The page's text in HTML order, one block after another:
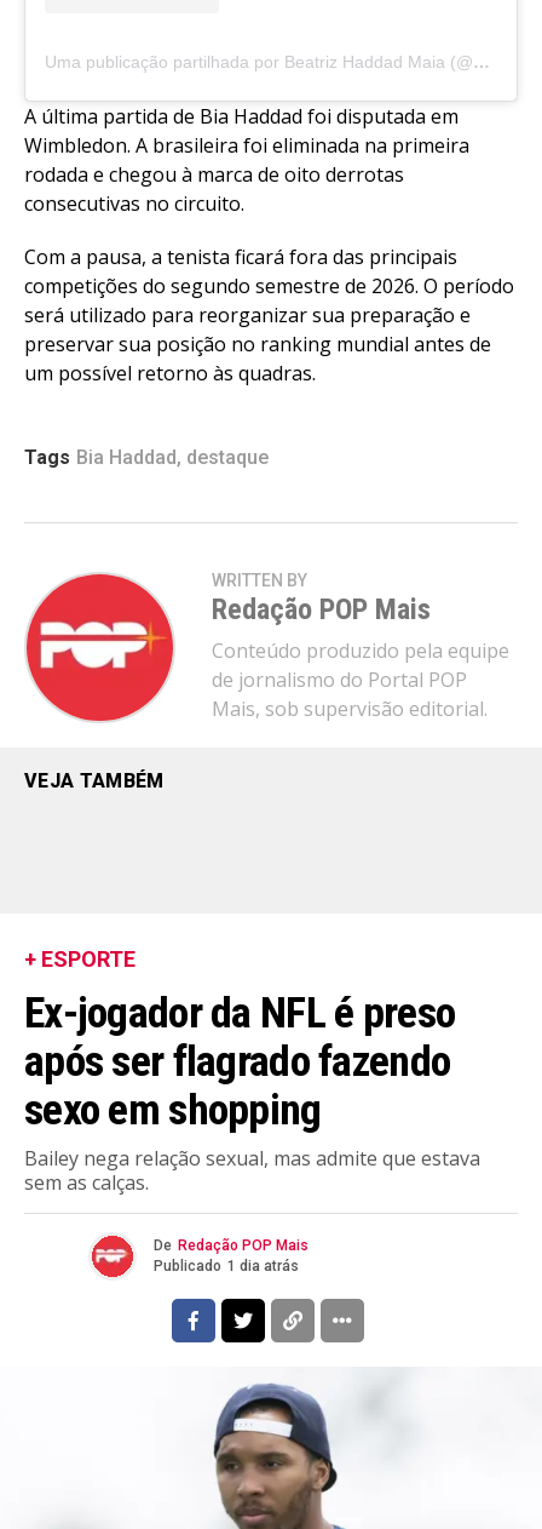
Uma publicação partilhada por Beatriz Haddad Maia (@biahaddadmaia)
A última partida de Bia Haddad foi disputada em
Wimbledon. A brasileira foi eliminada na primeira
rodada e chegou à marca de oito derrotas
consecutivas no circuito.
Com a pausa, a tenista ficará fora das principais
competições do segundo semestre de 2026. O período
será utilizado para reorganizar sua preparação e
preservar sua posição no ranking mundial antes de
um possível retorno às quadras.
Tags Bia Haddad, destaque
WRITTEN BY
Redação POP Mais
Conteúdo produzido pela equipe
de jornalismo do Portal POP
Mais, sob supervisão editorial.
VEJA TAMBÉM
+ ESPORTE
Ex-jogador da NFL é preso
após ser flagrado fazendo
sexo em shopping
Bailey nega relação sexual, mas admite que estava
sem as calças.
De Redação POP Mais
Publicado 1 dia atrás